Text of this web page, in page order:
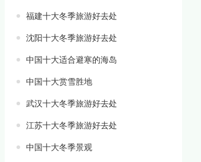
福建十大冬季旅游好去处
沈阳十大冬季旅游好去处
中国十大适合避寒的海岛
中国十大赏雪胜地
武汉十大冬季旅游好去处
江苏十大冬季旅游好去处
中国十大冬季景观